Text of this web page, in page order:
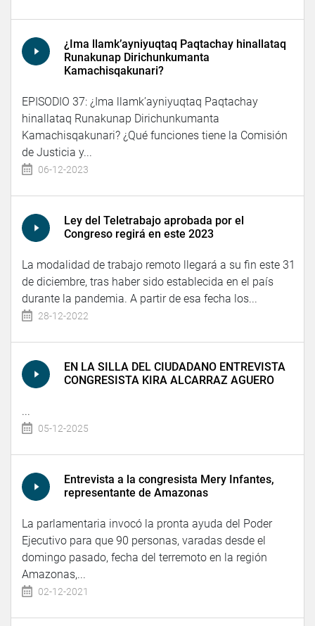
¿Ima llamk’ayniyuqtaq Paqtachay hinallataq
Runakunap Dirichunkumanta
Kamachisqakunari?
EPISODIO 37: ¿Ima llamk’ayniyuqtaq Paqtachay
hinallataq Runakunap Dirichunkumanta
Kamachisqakunari? ¿Qué funciones tiene la Comisión
de Justicia y...
06-12-2023
Ley del Teletrabajo aprobada por el
Congreso regirá en este 2023
La modalidad de trabajo remoto llegará a su fin este 31
de diciembre, tras haber sido establecida en el país
durante la pandemia. A partir de esa fecha los...
28-12-2022
EN LA SILLA DEL CIUDADANO ENTREVISTA
CONGRESISTA KIRA ALCARRAZ AGUERO
...
05-12-2025
Entrevista a la congresista Mery Infantes,
representante de Amazonas
La parlamentaria invocó la pronta ayuda del Poder
Ejecutivo para que 90 personas, varadas desde el
domingo pasado, fecha del terremoto en la región
Amazonas,...
02-12-2021